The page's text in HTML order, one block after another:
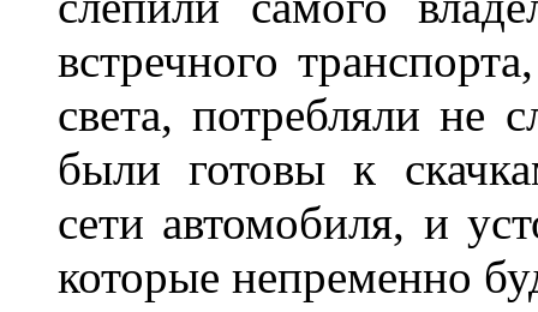
встречного
света, потребляли не
были готовы к
сети автомобиля, и
которые непременно